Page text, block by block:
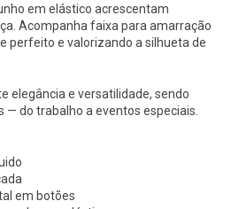
em elástico acrescentam
Acompanha faixa para amarração
perfeito e valorizando a silhueta de
elegância e versatilidade, sendo
— do trabalho a eventos especiais.
em botões